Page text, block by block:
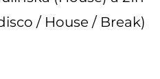
/ House / Break)